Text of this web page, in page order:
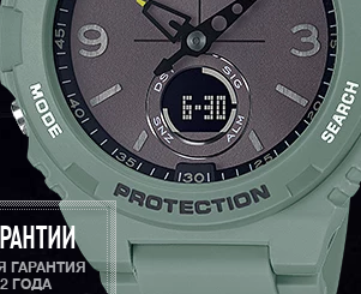
ГАРАНТИЯ
2 ГОДА